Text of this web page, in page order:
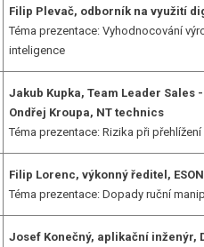
Filip Plevač, odborník na využití
Téma prezentace: Vyhodnocování
inteligence
Jakub Kupka, Team Leader Sales
Ondřej Kroupa, NT technics
Téma prezentace: Rizika při
Filip Lorenc, výkonný ředitel,
Téma prezentace: Dopady ruční
Josef Konečný, aplikační inženýr,